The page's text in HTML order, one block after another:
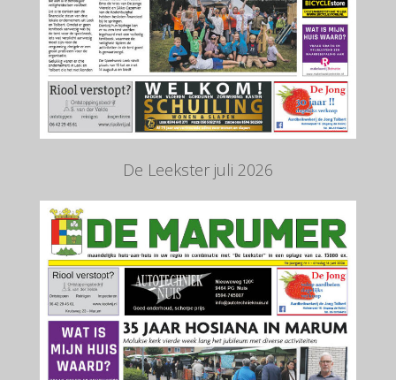
De Leekster juli 2026